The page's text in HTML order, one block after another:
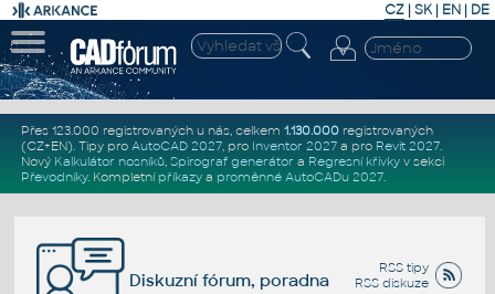
CZ | SK| EN | DE
Přes 123.000 registrovaných u nás, celkem 1.130.000registrovaných
(CZ+EN). Tipy pro AutoCAD 2027, pro Inventor 2027a pro Revit 2027.
Nový Kalkulátor nosníků, Spirograf generátor a Regresní křivkyv sekci
Převodníky. Kompletní příkazya proměnné AutoCADu 2027.
RSS tipy
RSS diskuze
Diskuzní fórum, poradna